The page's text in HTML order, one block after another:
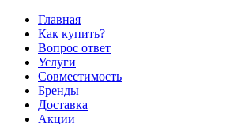
Главная
Как купить?
Вопрос ответ
Услуги
Совместимость
Бренды
Доставка
Акции